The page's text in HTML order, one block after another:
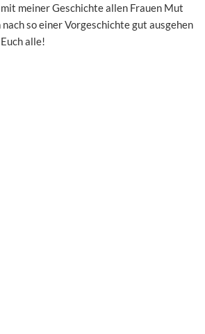
meiner Geschichte allen Frauen Mut
nach so einer Vorgeschichte gut ausgehen
alle!